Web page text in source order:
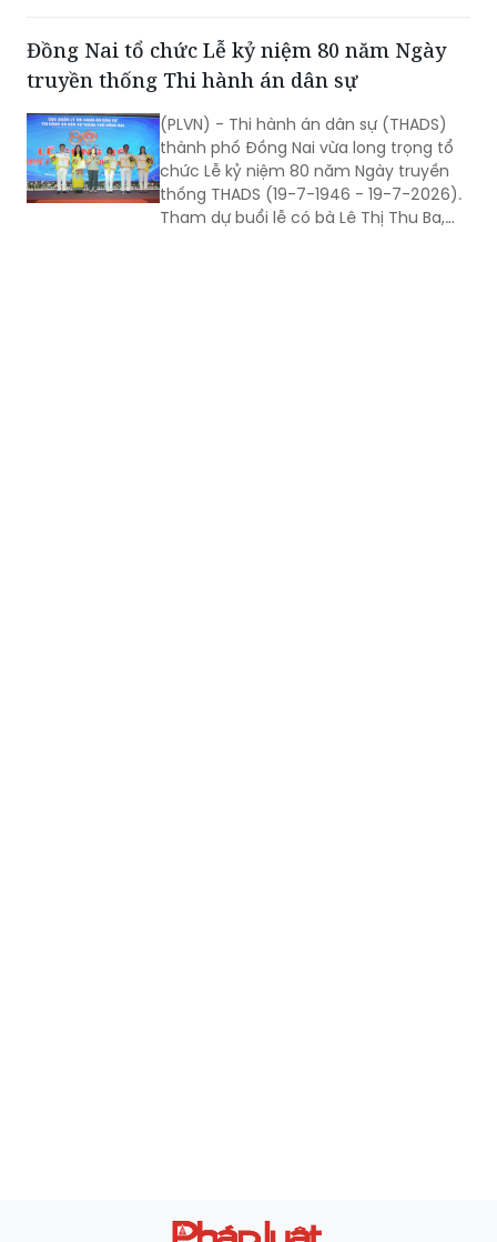
tri ân người có công cùng các hoạt
động thiện nguyện tại xã Đức Trọng,
Đồng Nai tổ chức Lễ kỷ niệm 80 năm Ngày
truyền thống Thi hành án dân sự
(PLVN) - Thi hành án dân sự (THADS)
thành phố Đồng Nai vừa long trọng tổ
chức Lễ kỷ niệm 80 năm Ngày truyền
thống THADS (19-7-1946 - 19-7-2026).
Tham dự buổi lễ có bà Lê Thị Thu Ba,